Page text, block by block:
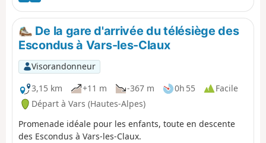
De la gare d'arrivée du télésiège des
Escondus à Vars-les-Claux
Visorandonneur
3,15 km
+11 m -367 m 0h 55
Facile
Départ à Vars (Hautes-Alpes)
Promenade idéale pour les enfants, toute en descente
des Escondus à Vars-les-Claux.